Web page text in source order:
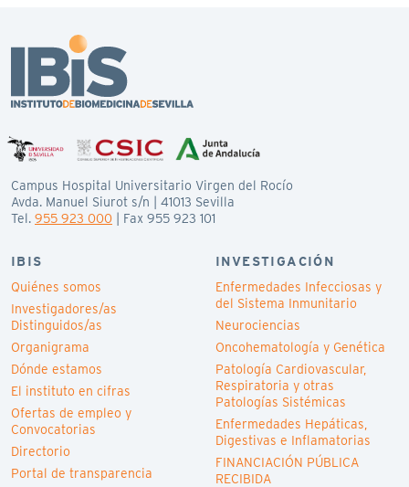
Campus Hospital Universitario Virgen del Rocío
Avda. Manuel Siurot s/n | 41013 Sevilla
Tel. 955 923 000 | Fax 955 923 101
IBIS
Quiénes somos
Investigadores/as
Distinguidos/as
Organigrama
Dónde estamos
El instituto en cifras
Ofertas de empleo y
Convocatorias
Directorio
Portal de transparencia
INVESTIGACIÓN
Enfermedades Infecciosas y
del Sistema Inmunitario
Neurociencias
Oncohematología y Genética
Patología Cardiovascular,
Respiratoria y otras
Patologías Sistémicas
Enfermedades Hepáticas,
Digestivas e Inflamatorias
FINANCIACIÓN PÚBLICA
RECIBIDA